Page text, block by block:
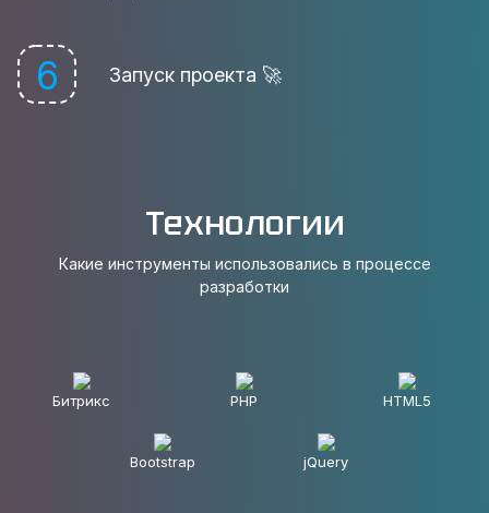
6 Запуск проекта 🚀
Технологии
Какие инструменты использовались в процессе
разработки
Битрикс PHP HTML5
Bootstrap jQuery